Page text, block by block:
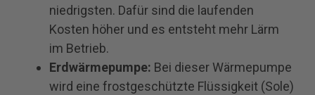
niedrigsten. Dafür sind die laufenden
Kosten höher und es entsteht mehr Lärm
im Betrieb.
Erdwärmepumpe: Bei dieser Wärmepumpe
wird eine frostgeschützte Flüssigkeit (Sole)